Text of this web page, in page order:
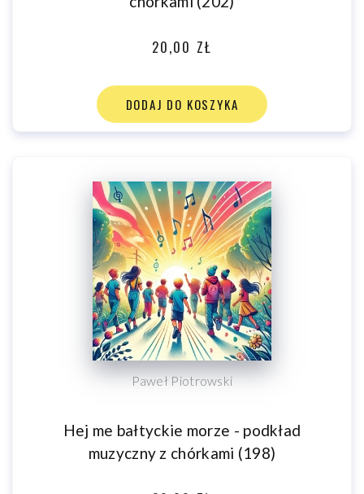
20,00 ZŁ
DODAJ DO KOSZYKA
Paweł Piotrowski
Hej me bałtyckie morze - podkład
muzyczny z chórkami (198)